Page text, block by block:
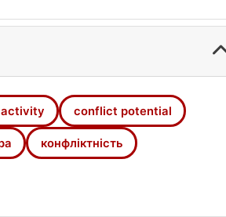
простір» - «міський простір».
як «конфліктна ситуація»,
конфліктів. Визначено, що
З’ясовано, що цифрові
в міському середовищі.
руйнівного потенціалу до
методів інтегрованого
conflict potential
конфліктність